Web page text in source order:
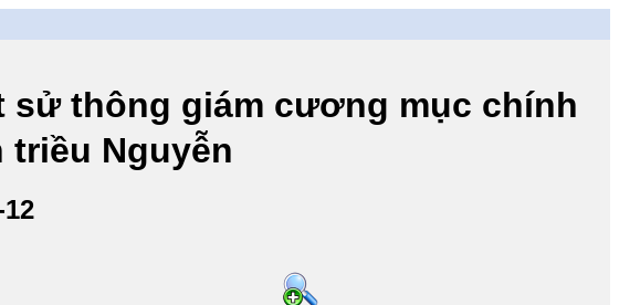
sử thông giám cương mục chính
triều Nguyễn